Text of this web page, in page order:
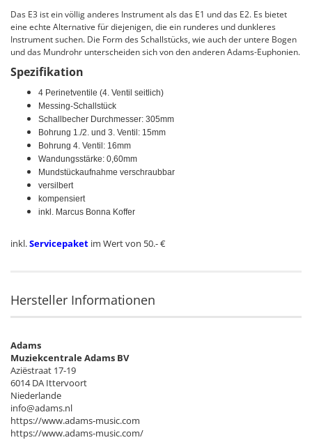
Das E3 ist ein völlig anderes Instrument als das E1 und das E2. Es bietet
eine echte Alternative für diejenigen, die ein runderes und dunkleres
Instrument suchen. Die Form des Schallstücks, wie auch der untere Bogen
und das Mundrohr unterscheiden sich von den anderen Adams-Euphonien.
Spezifikation
4 Perinetventile (4. Ventil seitlich)
Messing-Schallstück
Schallbecher Durchmesser: 305mm
Bohrung 1./2. und 3. Ventil: 15mm
Bohrung 4. Ventil: 16mm
Wandungsstärke: 0,60mm
Mundstückaufnahme verschraubbar
versilbert
kompensiert
inkl. Marcus Bonna Koffer
inkl.Servicepaket im Wert von 50.- €
Hersteller Informationen
Adams
Muziekcentrale Adams BV
Aziëstraat 17-19
6014 DA Ittervoort
Niederlande
info@adams.nl
https://www.adams-music.com
https://www.adams-music.com/